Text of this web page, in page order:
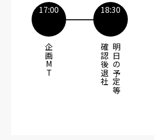
17:00
企画MT​
18:30​
明日の予定等
確認後退社